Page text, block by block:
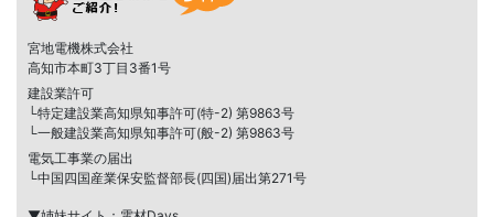
宮地電機株式会社
高知市本町3丁目3番1号
建設業許可
└特定建設業高知県知事許可(特-2) 第9863号
└一般建設業高知県知事許可(般-2) 第9863号
電気工事業の届出
└中国四国産業保安監督部長(四国)届出第271号